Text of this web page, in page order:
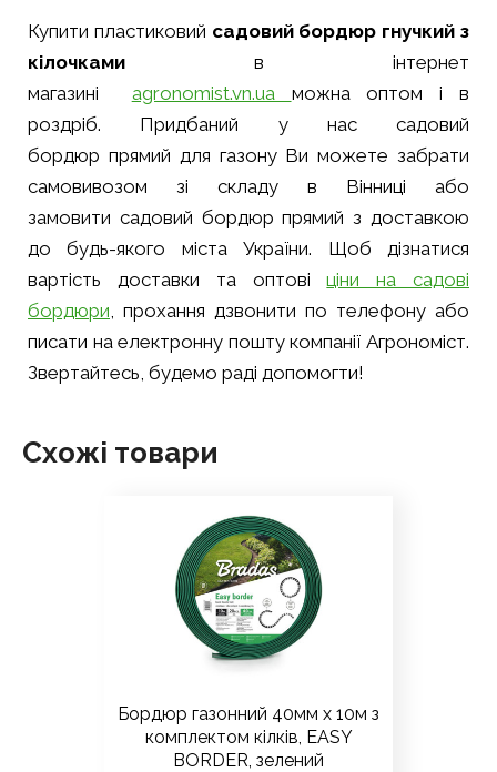
Купити пластиковий садовий бордюр гнучкий з
кілочками в інтернет
магазині agronomist.vn.ua можна оптом і в
роздріб. Придбаний у нас садовий
бордюр прямий для газону Ви можете забрати
самовивозом зі складу в Вінниці або
замовити садовий бордюр прямий з доставкою
до будь-якого міста України. Щоб дізнатися
вартість доставки та оптовіціни на садові
бордюри , прохання дзвонити по телефону або
писати на електронну пошту компанії Агрономіст.
Звертайтесь, будемо раді допомогти!
Схожі товари
Бордюр газонний 40мм х 10м з
комплектом кілків, EASY
BORDER, зелений